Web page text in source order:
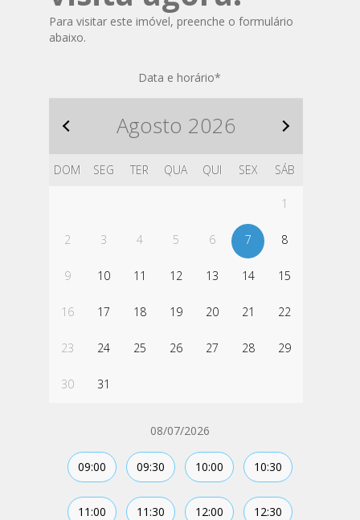
Para visitar este imóvel, preenche o formulário
abaixo.
Data e horário*
Agosto 2026
DOM SEG TER QUA QUI SEX SÁB
1
2 3 4 5 6 7 8
9 10 11 12 13 14 15
16 17 18 19 20 21 22
23 24 25 26 27 28 29
30 31
08/07/2026
09:00 09:30 10:00 10:30
11:00 11:30 12:00 12:30